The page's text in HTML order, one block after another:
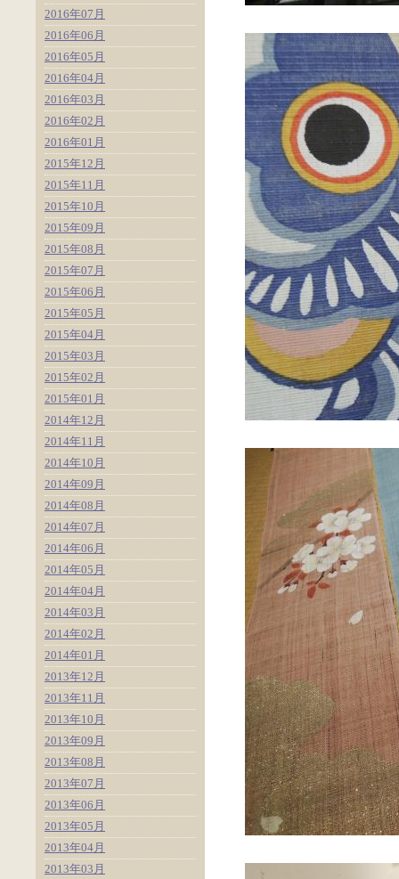
2016年07月
2016年06月
2016年05月
2016年04月
2016年03月
2016年02月
2016年01月
2015年12月
2015年11月
2015年10月
2015年09月
2015年08月
2015年07月
2015年06月
2015年05月
2015年04月
2015年03月
2015年02月
2015年01月
2014年12月
2014年11月
2014年10月
2014年09月
2014年08月
2014年07月
2014年06月
2014年05月
2014年04月
2014年03月
2014年02月
2014年01月
2013年12月
2013年11月
2013年10月
2013年09月
2013年08月
2013年07月
2013年06月
2013年05月
2013年04月
2013年03月